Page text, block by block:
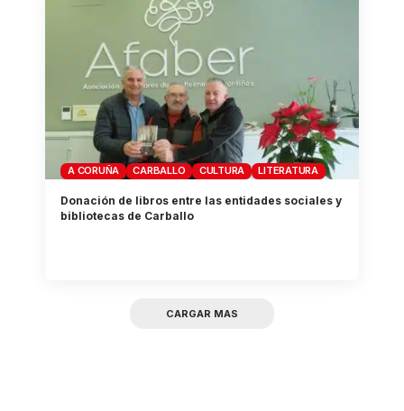
A CORUÑA CARBALLO CULTURA LITERATURA
Donación de libros entre las entidades sociales y
bibliotecas de Carballo
CARGAR MAS